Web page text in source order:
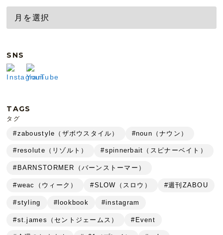
SNS
TAGS
タグ
#zaboustyle（ザボウスタイル） #noun（ナウン）
#resolute（リゾルト） #spinnerbait（スピナーベイト）
#BARNSTORMER（バーンストーマー）
#weac（ウィーク） #SLOW（スロウ） #週刊ZABOU
#styling #lookbook #instagram
#st.james（セントジェームス） #Event